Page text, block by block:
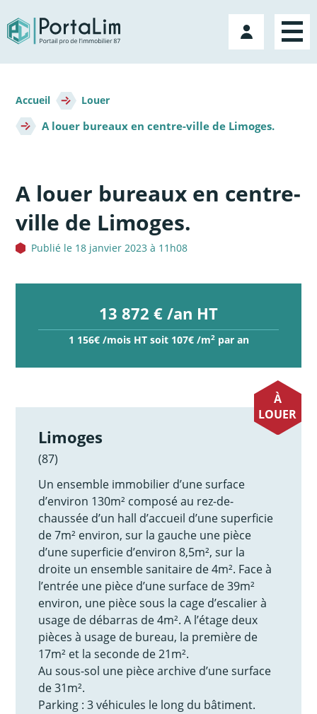
directement
au
contenu
Mon
compte
d'Ariane
Accueil Louer
A louer bureaux en centre-ville de Limoges.
A louer bureaux en centre-
ville de Limoges.
Publié le 18 janvier 2023 à 11h08
13 872 € /an HT
1 156€ /mois HT soit 107€ /m2par an
À
LOUER
Limoges
(87)
Un ensemble immobilier d’une surface
d’environ 130m² composé au rez-de-
chaussée d’un hall d’accueil d’une superficie
de 7m² environ, sur la gauche une pièce
d’une superficie d’environ 8,5m², sur la
droite un ensemble sanitaire de 4m². Face à
l’entrée une pièce d’une surface de 39m²
environ, une pièce sous la cage d’escalier à
usage de débarras de 4m². A l’étage deux
pièces à usage de bureau, la première de
17m² et la seconde de 21m².
Au sous-sol une pièce archive d’une surface
de 31m².
Parking : 3 véhicules le long du bâtiment.